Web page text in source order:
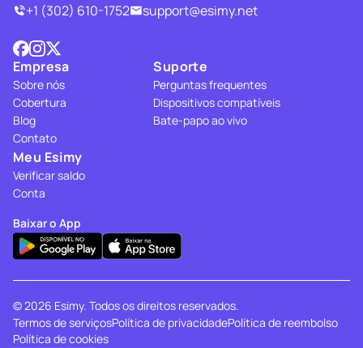
+1 (302) 610-1752
support@esimy.net
Empresa
Sobre nós
Cobertura
Blog
Contato
Suporte
Perguntas frequentes
Dispositivos compatíveis
Bate-papo ao vivo
Meu Esimy
Verificar saldo
Conta
Baixar o App
© 2026 Esimy. Todos os direitos reservados.
Termos de serviçosPolítica de privacidadePolítica de reembolso
Política de cookies